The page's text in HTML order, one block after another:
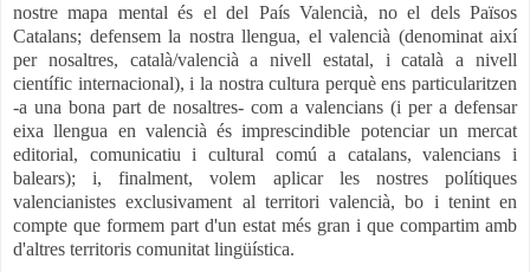
nostre mapa mental és el del País Valencià, no el dels Països
Catalans; defensem la nostra llengua, el valencià (denominat així
per nosaltres, català/valencià a nivell estatal, i català a nivell
científic internacional), i la nostra cultura perquè ens particularitzen
-a una bona part de nosaltres- com a valencians (i per a defensar
eixa llengua en valencià és imprescindible potenciar un mercat
editorial, comunicatiu i cultural comú a catalans, valencians i
balears); i, finalment, volem aplicar les nostres polítiques
valencianistes exclusivament al territori valencià, bo i tenint en
compte que formem part d'un estat més gran i que compartim amb
d'altres territoris comunitat lingüística.